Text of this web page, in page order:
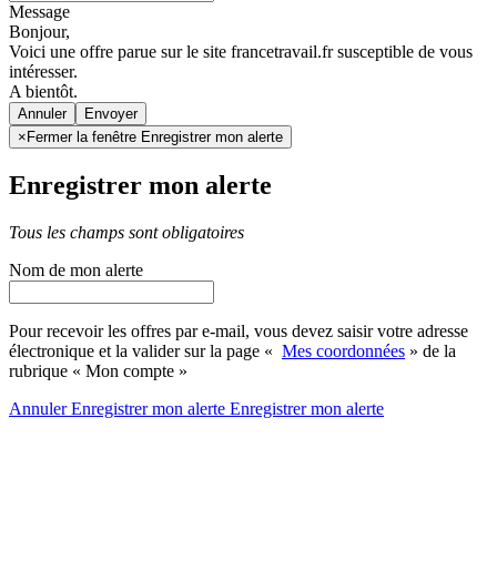
Message
Bonjour,
Voici une offre parue sur le site francetravail.fr susceptible de vous
intéresser.
A bientôt.
Annuler
× Fermer la fenêtre Enregistrer mon alerte
Enregistrer mon alerte
Tous les champs sont obligatoires
Nom de mon alerte
Pour recevoir les offres par e-mail, vous devez saisir votre adresse
électronique et la valider sur la page « Mes coordonnées » de la
rubrique « Mon compte »
AnnulerEnregistrer mon alerte Enregistrermon alerte